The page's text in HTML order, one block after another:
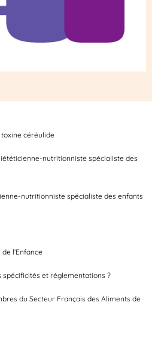
céréulide
nutritionniste spécialiste des
nutritionniste spécialiste des enfants
l’Enfance
spécificités et réglementations ?
du Secteur Français des Aliments de